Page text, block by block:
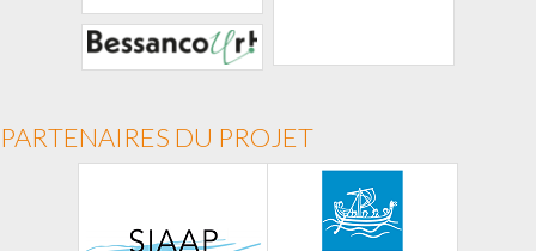
PARTENAIRES DU PROJET